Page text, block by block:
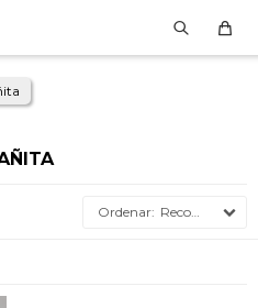
Recomendados